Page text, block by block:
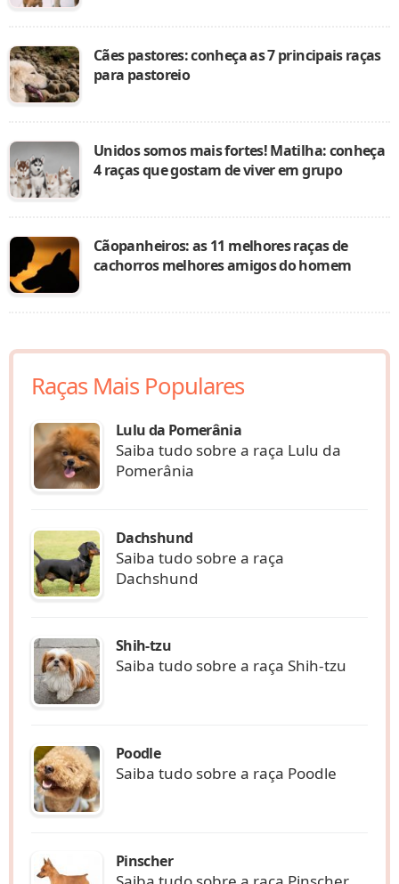
Cães pastores: conheça as 7 principais raças
para pastoreio
Unidos somos mais fortes! Matilha: conheça
4 raças que gostam de viver em grupo
Cãopanheiros: as 11 melhores raças de
cachorros melhores amigos do homem
Raças Mais Populares
Lulu da Pomerânia
Saiba tudo sobre a raça Lulu da
Pomerânia
Dachshund
Saiba tudo sobre a raça
Dachshund
Shih-tzu
Saiba tudo sobre a raça Shih-tzu
Poodle
Saiba tudo sobre a raça Poodle
Pinscher